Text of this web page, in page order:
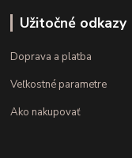
Užitočné odkazy
Doprava a platba
Veľkostné parametre
Ako nakupovať